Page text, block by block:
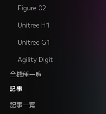
Figure 02
Unitree H1
Unitree G1
Agility Digit
全機種一覧
記事
記事一覧